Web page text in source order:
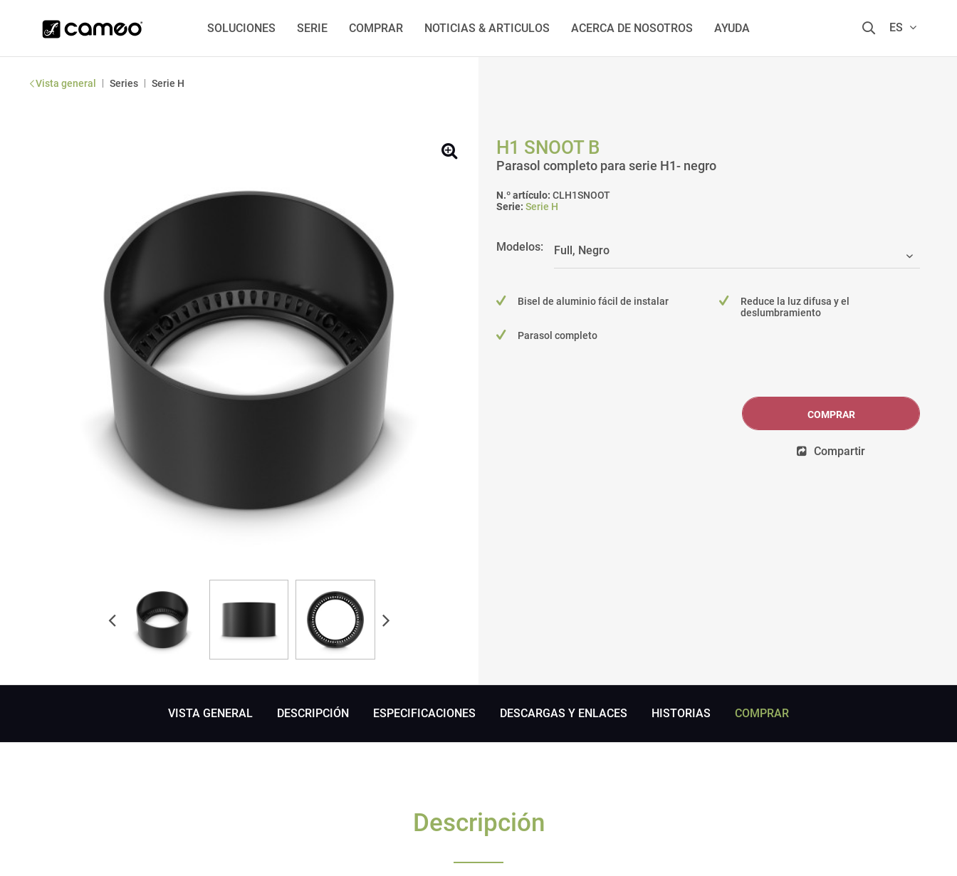
SOLUCIONES SERIE COMPRAR NOTICIAS & ARTICULOS ACERCA DE NOSOTROS AYUDA ES
Vista general | Series | Serie H
H1 SNOOT B
Parasol completo para serie H1- negro
N.º artículo: CLH1SNOOT
Serie: Serie H
Modelos:
Bisel de aluminio fácil de instalar
Reduce la luz difusa y el
deslumbramiento
Parasol completo
COMPRAR
Compartir
VISTA GENERAL DESCRIPCIÓN ESPECIFICACIONES DESCARGAS Y ENLACES HISTORIAS COMPRAR
Descripción